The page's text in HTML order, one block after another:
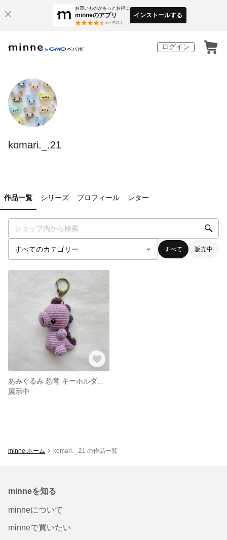
お買いものがもっとお得に
minneのアプリ
3万件以上
インストールする
ログイン
komari._.21
作品一覧 シリーズ プロフィール レター
すべて 販売中
展示中
minne ホーム komari._.21 の作品一覧
minneを知る
minneについて
minneで買いたい